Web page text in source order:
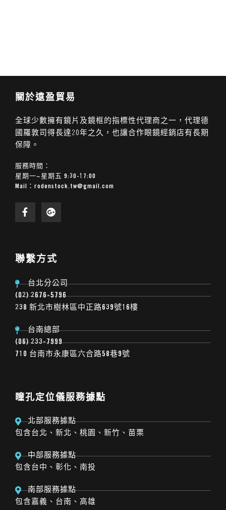
關於遠盈貿易
全球少數擁有鏡片及鏡框的指標性代理商之一，代理德
國羅敦司得長達20年之久，也讓合作眼鏡經銷店有長期
保障。
服務時間：
星期一~星期五 9:30-17:00
Mail： rodenstock.tw@gmail.com
聯繫方式
台北分公司
(02) 2676-5796
238 新北市樹林區中正路639號16樓
台南總部
(06) 233-7999
710 台南市永康區六合路58巷9號
瞳孔定位儀服務據點
北部服務據點
包含台北、新北、桃園、新竹、苗栗
中部服務據點
包含台中、彰化、南投
南部服務據點
包含嘉義、台南、高雄